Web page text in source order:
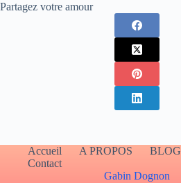
Partagez votre amour
Accueil A PROPOS BLOG
Contact
Gabin Dognon